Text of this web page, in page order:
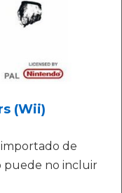
(Wii)
de
puede no incluir